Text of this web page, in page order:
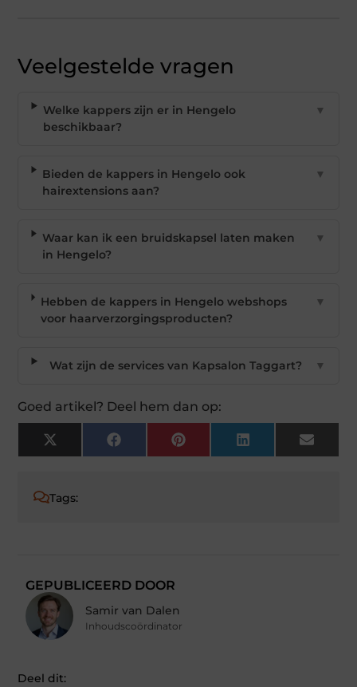
Veelgestelde vragen
Welke kappers zijn er in Hengelo
beschikbaar?
▼
Bieden de kappers in Hengelo ook
hairextensions aan?
▼
Waar kan ik een bruidskapsel laten maken
in Hengelo?
▼
Hebben de kappers in Hengelo webshops
voor haarverzorgingsproducten?
▼
Wat zijn de services van Kapsalon Taggart? ▼
Goed artikel? Deel hem dan op:
X
(Twitter)
Facebook Pinterest LinkedIn Email
Tags:
GEPUBLICEERD DOOR
Samir van Dalen
Inhoudscoördinator
Deel dit: